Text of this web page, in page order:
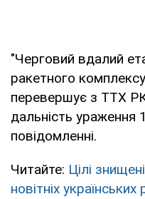
"Черговий вдалий
ракетного
перевершує з ТТХ
дальність ураження
повідомленні.
Читайте: Цілі
новітніх українських